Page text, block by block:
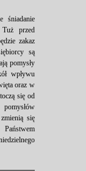
śniadanie
przed
zakaz
są
pomysły
wpływu
oraz w
się od
się